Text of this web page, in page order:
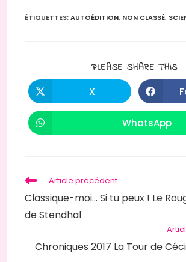
ÉTIQUETTES:AUTOÉDITION, NON CLASSÉ,
PLEASE SHARE THIS
Ouvrir
dans
une
X
Ouvrir
dans
WhatsApp
Read
more
articles
Article précédent
Classique-moi… Si tu peux ! Le
de Stendhal
Chroniques 2017 La Tour de